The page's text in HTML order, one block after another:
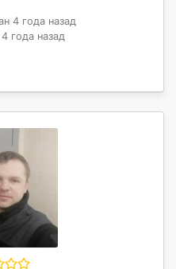
4 года назад
года назад